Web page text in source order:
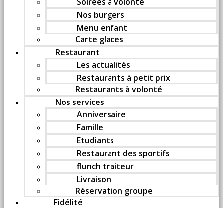
Nos burgers
Menu enfant
Carte glaces
Restaurant
Les actualités
Restaurants à petit prix
Restaurants à volonté
Nos services
Anniversaire
Famille
Etudiants
Restaurant des sportifs
flunch traiteur
Livraison
Réservation groupe
Fidélité